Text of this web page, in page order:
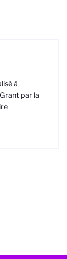
à
par la